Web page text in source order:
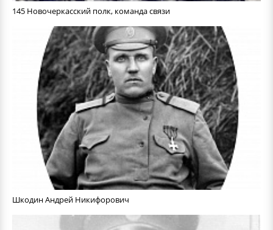
145 Новочеркасский полк, команда связи
Шкодин Андрей Никифорович